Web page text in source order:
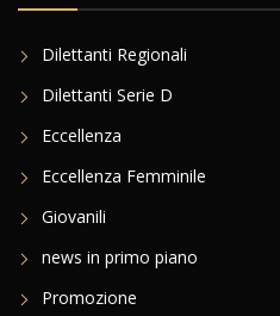
Dilettanti Regionali
Dilettanti Serie D
Eccellenza
Eccellenza Femminile
Giovanili
news in primo piano
Promozione